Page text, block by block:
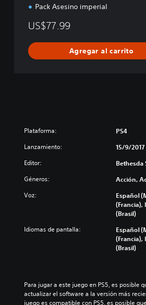
Pack Asesino imperial
US$77.99
Agregar al carrito
Plataforma: PS4
Lanzamiento: 15/9/2017
Editor: Bethesda
Géneros: Acción,
Voz:
Español
(Francia),
(Brasil)
Idiomas de pantalla:
Español
(Francia),
(Brasil)
Para jugar a este juego en PS5, es posible
actualizar el software a la versión más
juego es compatible con PS5, es posible